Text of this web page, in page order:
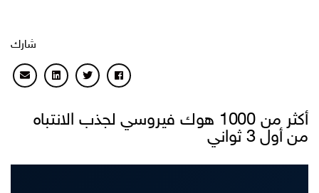
شارك
أكثر من 1000 هوك فيروسي لجذب الانتباه
أول 3 ثواني